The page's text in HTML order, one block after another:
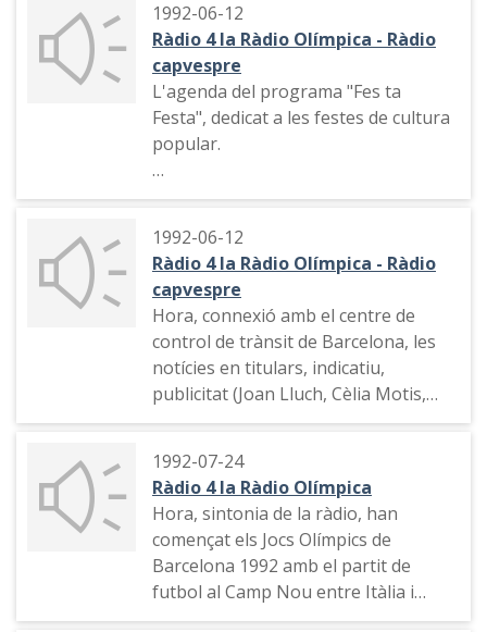
1992-06-12
Ràdio 4 la Ràdio Olímpica - Ràdio
capvespre
L'agenda del programa "Fes ta
Festa", dedicat a les festes de cultura
popular.
Informació des del centre de control
comiat de l'última edició del
programa, noms de l'equip que l'ha
fet.
1992-06-12
Ràdio 4 la Ràdio Olímpica - Ràdio
capvespre
Hora, connexió amb el centre de
control de trànsit de Barcelona, les
notícies en titulars, indicatiu,
publicitat (Joan Lluch, Cèlia Motis,
Conxita Cabistany, Josep Fèlix Pons),
connexió amb el Reial Automòbil
Club, "Fora de joc"
1992-07-24
Ràdio 4 la Ràdio Olímpica
Hora, sintonia de la ràdio, han
començat els Jocs Olímpics de
Barcelona 1992 amb el partit de
futbol al Camp Nou entre Itàlia i
Estats Units, la presència d'Europa a